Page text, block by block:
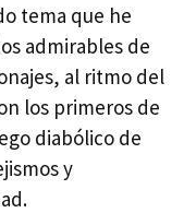
tema que he
admirables de
al ritmo del
los primeros de
diabólico de
y